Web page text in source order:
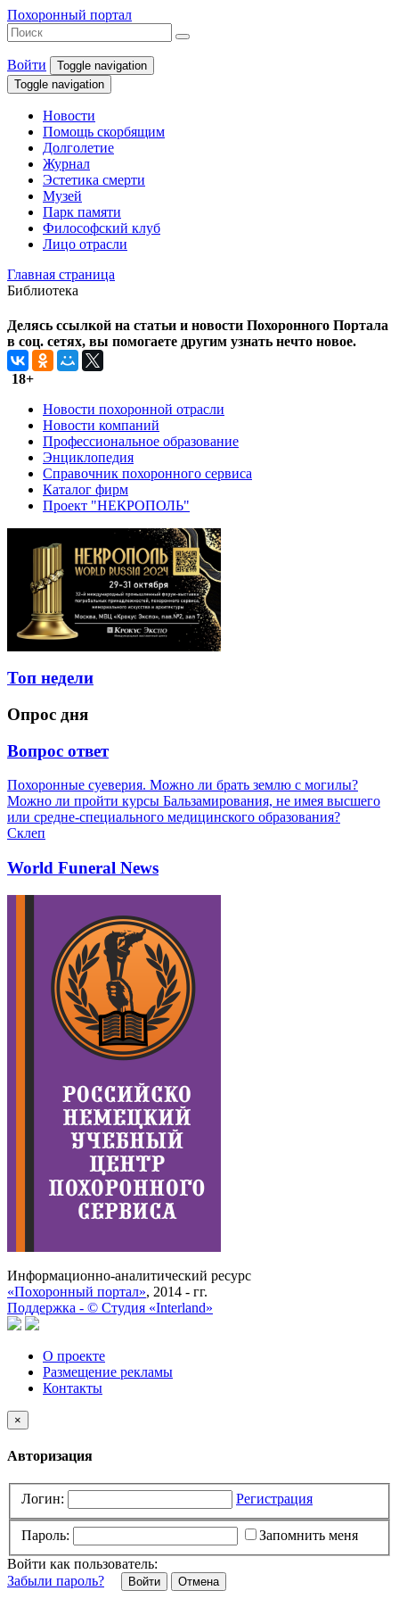
Похоронный портал
Войти
Toggle navigation
Toggle navigation
Новости
Помощь скорбящим
Долголетие
Журнал
Эстетика смерти
Музей
Парк памяти
Философский клуб
Лицо отрасли
Главная страница
Библиотека
Делясь ссылкой на статьи и новости Похоронного Портала
в соц. сетях, вы помогаете другим узнать нечто новое.
18+
Новости похоронной отрасли
Новости компаний
Профессиональное образование
Энциклопедия
Справочник похоронного сервиса
Каталог фирм
Проект "НЕКРОПОЛЬ"
Топ недели
Опрос дня
Вопрос ответ
Похоронные суеверия. Можно ли брать землю с могилы?
Можно ли пройти курсы Бальзамирования, не имея высшего
или средне-специального медицинского образования?
Склеп
World Funeral News
Информационно-аналитический ресурс
«Похоронный портал», 2014 - гг.
Поддержка - © Cтудия «Interland»
О проекте
Размещение рекламы
Контакты
×
Авторизация
Логин: Регистрация
Пароль:
Запомнить меня
Войти как пользователь:
Забыли пароль?
Отмена